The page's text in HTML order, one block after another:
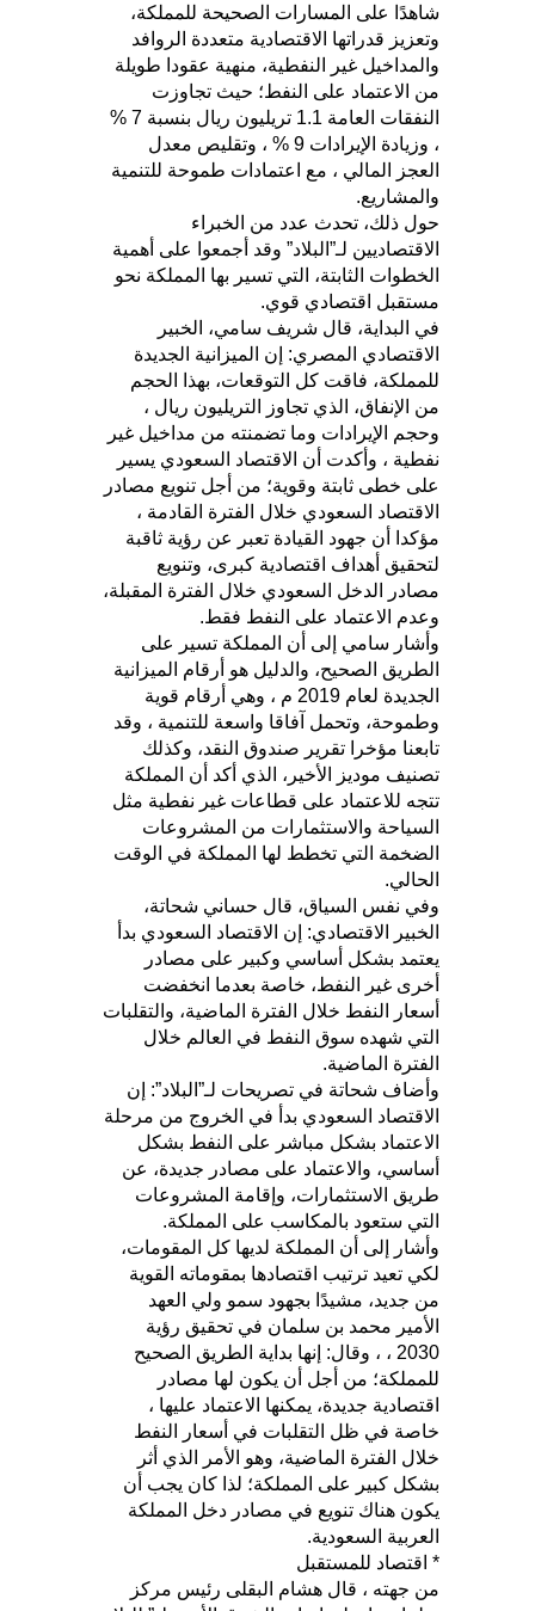
شاهدًا على المسارات الصحيحة للمملكة،
وتعزيز قدراتها الاقتصادية متعددة الروافد
والمداخيل غير النفطية، منهية عقودا طويلة
من الاعتماد على النفط؛ حيث تجاوزت
النفقات العامة 1.1 تريليون ريال بنسبة 7 %
، وزيادة الإيرادات 9 % ، وتقليص معدل
العجز المالي ، مع اعتمادات طموحة للتنمية
والمشاريع.
حول ذلك، تحدث عدد من الخبراء
الاقتصاديين لـ”البلاد” وقد أجمعوا على أهمية
الخطوات الثابتة، التي تسير بها المملكة نحو
مستقبل اقتصادي قوي.
في البداية، قال شريف سامي، الخبير
الاقتصادي المصري: إن الميزانية الجديدة
للمملكة، فاقت كل التوقعات، بهذا الحجم
من الإنفاق، الذي تجاوز التريليون ريال ،
وحجم الإيرادات وما تضمنته من مداخيل غير
نفطية ، وأكدت أن الاقتصاد السعودي يسير
على خطى ثابتة وقوية؛ من أجل تنويع مصادر
الاقتصاد السعودي خلال الفترة القادمة ،
مؤكدا أن جهود القيادة تعبر عن رؤية ثاقبة
لتحقيق أهداف اقتصادية كبرى، وتنويع
مصادر الدخل السعودي خلال الفترة المقبلة،
وعدم الاعتماد على النفط فقط.
وأشار سامي إلى أن المملكة تسير على
الطريق الصحيح، والدليل هو أرقام الميزانية
الجديدة لعام 2019 م ، وهي أرقام قوية
وطموحة، وتحمل آفاقا واسعة للتنمية ، وقد
تابعنا مؤخرا تقرير صندوق النقد، وكذلك
تصنيف موديز الأخير، الذي أكد أن المملكة
تتجه للاعتماد على قطاعات غير نفطية مثل
السياحة والاستثمارات من المشروعات
الضخمة التي تخطط لها المملكة في الوقت
الحالي.
وفي نفس السياق، قال حساني شحاتة،
الخبير الاقتصادي: إن الاقتصاد السعودي بدأ
يعتمد بشكل أساسي وكبير على مصادر
أخرى غير النفط، خاصة بعدما انخفضت
أسعار النفط خلال الفترة الماضية، والتقلبات
التي شهده سوق النفط في العالم خلال
الفترة الماضية.
وأضاف شحاتة في تصريحات لـ”البلاد”: إن
الاقتصاد السعودي بدأ في الخروج من مرحلة
الاعتماد بشكل مباشر على النفط بشكل
أساسي، والاعتماد على مصادر جديدة، عن
طريق الاستثمارات، وإقامة المشروعات
التي ستعود بالمكاسب على المملكة.
وأشار إلى أن المملكة لديها كل المقومات،
لكي تعيد ترتيب اقتصادها بمقوماته القوية
من جديد، مشيدًا بجهود سمو ولي العهد
الأمير محمد بن سلمان في تحقيق رؤية
2030 ، ، وقال: إنها بداية الطريق الصحيح
للمملكة؛ من أجل أن يكون لها مصادر
اقتصادية جديدة، يمكنها الاعتماد عليها ،
خاصة في ظل التقلبات في أسعار النفط
خلال الفترة الماضية، وهو الأمر الذي أثر
بشكل كبير على المملكة؛ لذا كان يجب أن
يكون هناك تنويع في مصادر دخل المملكة
العربية السعودية.
* اقتصاد للمستقبل
من جهته ، قال هشام البقلى رئيس مركز